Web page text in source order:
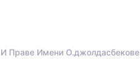
Праве Имени О.джолдасбекове